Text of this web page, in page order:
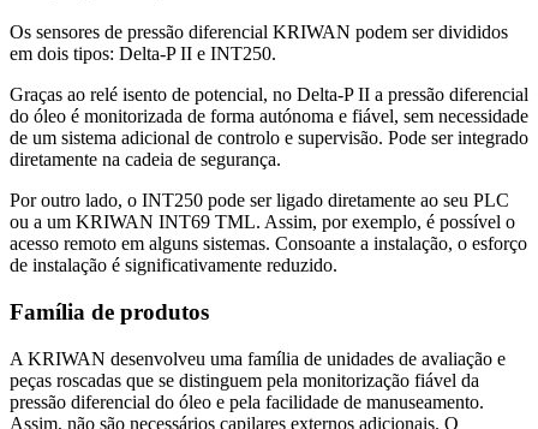
Os sensores de pressão diferencial KRIWAN podem ser divididos
em dois tipos: Delta‑P II e INT250.
Graças ao relé isento de potencial, no Delta‑P II a pressão diferencial
do óleo é monitorizada de forma autónoma e fiável, sem necessidade
de um sistema adicional de controlo e supervisão. Pode ser integrado
diretamente na cadeia de segurança.
Por outro lado, o INT250 pode ser ligado diretamente ao seu PLC
ou a um KRIWAN INT69 TML. Assim, por exemplo, é possível o
acesso remoto em alguns sistemas. Consoante a instalação, o esforço
de instalação é significativamente reduzido.
Família de produtos
A KRIWAN desenvolveu uma família de unidades de avaliação e
peças roscadas que se distinguem pela monitorização fiável da
pressão diferencial do óleo e pela facilidade de manuseamento.
Assim, não são necessários capilares externos adicionais. O